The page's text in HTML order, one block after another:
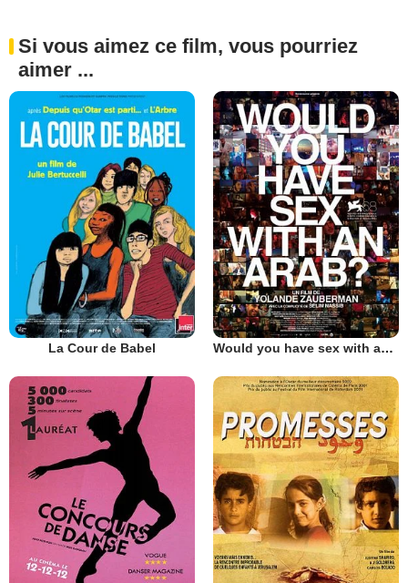
Si vous aimez ce film, vous pourriez
aimer ...
La Cour de Babel Would you have sex with an Arab?